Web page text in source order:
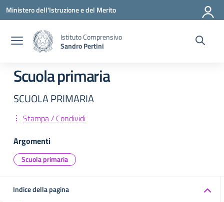
Vai ai contenuti
Vai al menu di navigazione
Vai al footer
Ministero dell'Istruzione e del Merito
Istituto Comprensivo
Sandro Pertini
Scuola primaria
SCUOLA PRIMARIA
Stampa / Condividi
Argomenti
Scuola primaria
Indice della pagina